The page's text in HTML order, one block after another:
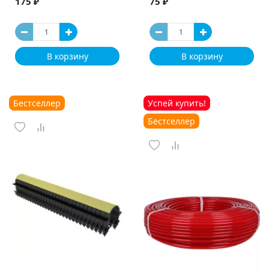
В корзину В корзину
Бестселлер
Успей купить!
Бестселлер